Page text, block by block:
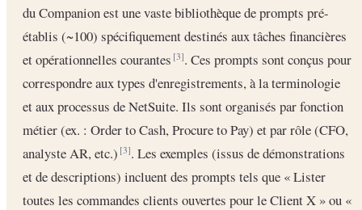
du Companion est une vaste bibliothèque de prompts pré-
établis (~100) spécifiquement destinés aux tâches financières
et opérationnelles courantes[3]. Ces prompts sont conçus pour
correspondre aux types d'enregistrements, à la terminologie
et aux processus de NetSuite. Ils sont organisés par fonction
métier (ex. : Order to Cash, Procure to Pay) et par rôle (CFO,
analyste AR, etc.)[3]. Les exemples (issus de démonstrations
et de descriptions) incluent des prompts tels que « Lister
toutes les commandes clients ouvertes pour le Client X » ou «